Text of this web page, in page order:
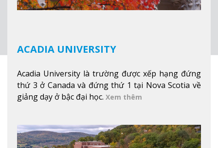
ACADIA UNIVERSITY
Acadia University là trường được xếp hạng đứng
thứ 3 ở Canada và đứng thứ 1 tại Nova Scotia về
giảng dạy ở bậc đại học. Xem thêm